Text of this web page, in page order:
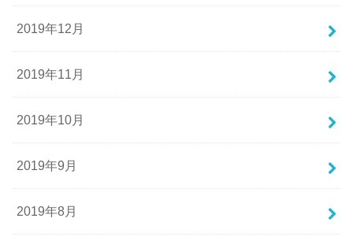
2019年12月
2019年11月
2019年10月
2019年9月
2019年8月